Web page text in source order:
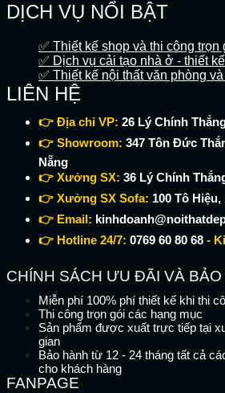
DỊCH VỤ NỔI BẬT
✅ Thiết kế shop và thi công trọn
✅ Dịch vụ cải tạo nhà ở - thiết
✅ Thiết kế nội thất văn phòng
LIÊN HỆ
👉 Địa chỉ VP: 26 Lý Chính
👉 Showroom: 347 Tôn Đức
Nẵng
👉 Xưởng SX: 36 Lý Chính
👉 Xưởng SX Sofa: 100 Tô
👉 Email:
👉 Hotline 24/7: 0769 60 80 68 -
CHÍNH SÁCH ƯU ĐÃI VÀ BẢO
Miễn phí 100% phí thiết kế khi thi
Thi công trọn gói các hạng mục
Sản phẩm được xuất trực tiếp tại
gian
Bảo hành từ 12 - 24 tháng tất cả
cho khách hàng
FANPAGE